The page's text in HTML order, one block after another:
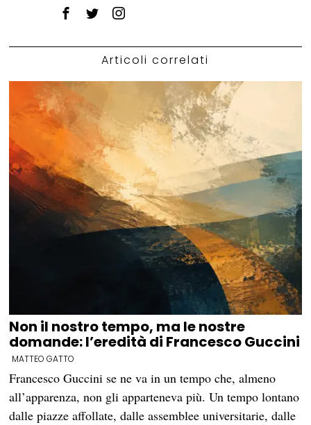
Articoli correlati
Non il nostro tempo, ma le nostre
domande: l’eredità di Francesco Guccini
MATTEO GATTO
Francesco Guccini se ne va in un tempo che, almeno
all’apparenza, non gli apparteneva più. Un tempo lontano
dalle piazze affollate, dalle assemblee universitarie, dalle